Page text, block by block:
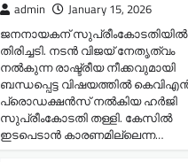
admin January 15, 2026
ജനനായകന് സുപ്രീംകോടതിയില്‍
തിരിച്ചടി. നടൻ വിജയ് നേതൃത്വം
നൽകുന്ന രാഷ്ട്രീയ നീക്കവുമായി
ബന്ധപ്പെട്ട വിഷയത്തിൽ
പ്രൊഡക്ഷൻസ് നൽകിയ ഹർജി
സുപ്രീംകോടതി തള്ളി. കേസിൽ
ഇടപെടാൻ കാരണമില്ലെന്ന…